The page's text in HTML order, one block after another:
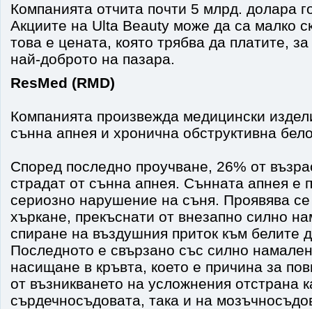
Компанията отчита почти 5 млрд. долара
Акциите на Ulta Beauty може да са малко
това е цената, която трябва да платите,
най-доброто на пазара.
ResMed (RMD)
Компанията произвежда медицински
сънна апнея и хронична обструктивна
Според последно проучване, 26% от
страдат от сънна апнея. Сънната апнея е
сериозно нарушение на съня. Проявява
хъркане, прекъснати от внезапно силно
спиране на въздушния приток към белите
Последното е свързано със силно
насищане в кръвта, което е причина за
от възникването на усложнения отстрана
сърдечносъдовата, така и на